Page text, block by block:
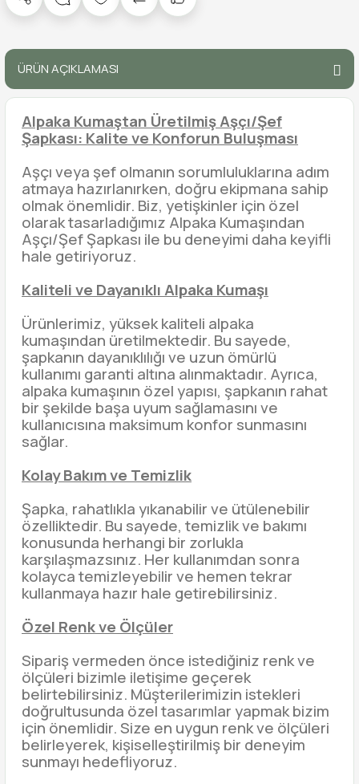
ÜRÜN AÇIKLAMASI
Alpaka Kumaştan Üretilmiş Aşçı/Şef
Şapkası: Kalite ve Konforun Buluşması
Aşçı veya şef olmanın sorumluluklarına adım
atmaya hazırlanırken, doğru ekipmana sahip
olmak önemlidir. Biz, yetişkinler için özel
olarak tasarladığımız Alpaka Kumaşından
Aşçı/Şef Şapkası ile bu deneyimi daha keyifli
hale getiriyoruz.
Kaliteli ve Dayanıklı Alpaka Kumaşı
Ürünlerimiz, yüksek kaliteli alpaka
kumaşından üretilmektedir. Bu sayede,
şapkanın dayanıklılığı ve uzun ömürlü
kullanımı garanti altına alınmaktadır. Ayrıca,
alpaka kumaşının özel yapısı, şapkanın rahat
bir şekilde başa uyum sağlamasını ve
kullanıcısına maksimum konfor sunmasını
sağlar.
Kolay Bakım ve Temizlik
Şapka, rahatlıkla yıkanabilir ve ütülenebilir
özelliktedir. Bu sayede, temizlik ve bakımı
konusunda herhangi bir zorlukla
karşılaşmazsınız. Her kullanımdan sonra
kolayca temizleyebilir ve hemen tekrar
kullanmaya hazır hale getirebilirsiniz.
Özel Renk ve Ölçüler
Sipariş vermeden önce istediğiniz renk ve
ölçüleri bizimle iletişime geçerek
belirtebilirsiniz. Müşterilerimizin istekleri
doğrultusunda özel tasarımlar yapmak bizim
için önemlidir. Size en uygun renk ve ölçüleri
belirleyerek, kişiselleştirilmiş bir deneyim
sunmayı hedefliyoruz.